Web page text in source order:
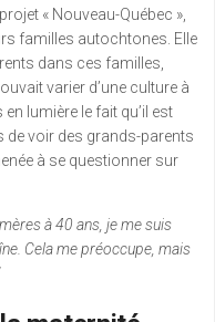
« Nouveau-Québec »,
familles autochtones. Elle
dans ces familles,
varier d’une culture à
lumière le fait qu’il est
voir des grands-parents
à se questionner sur
à 40 ans, je me suis
Cela me préoccupe, mais